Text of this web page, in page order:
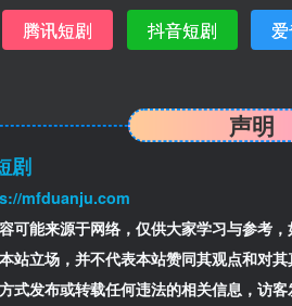
腾讯短剧 抖音短剧
声明
剧
mfduanju.com
可能来源于网络，仅供大家学习与参考，
站立场，并不代表本站赞同其观点和对其
式发布或转载任何违法的相关信息，访